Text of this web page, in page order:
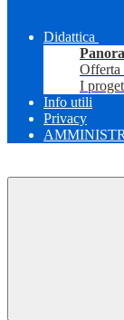
Didattica
Offerta
I
Info utili
Privacy